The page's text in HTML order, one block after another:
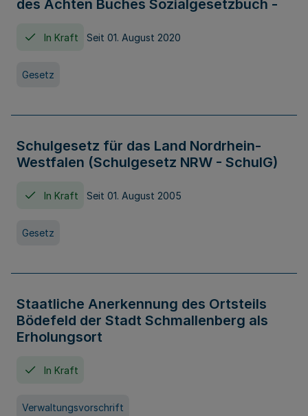
des Achten Buches Sozialgesetzbuch -
In Kraft Seit 01. August 2020
Gesetz
Schulgesetz für das Land Nordrhein-
Westfalen (Schulgesetz NRW - SchulG)
In Kraft Seit 01. August 2005
Gesetz
Staatliche Anerkennung des Ortsteils
Bödefeld der Stadt Schmallenberg als
Erholungsort
In Kraft
Verwaltungsvorschrift